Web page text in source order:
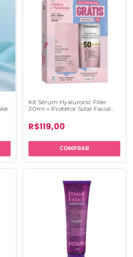
Kit Sérum Hyaluronic Filler
30ml + Protetor Solar Facial
R$119,00